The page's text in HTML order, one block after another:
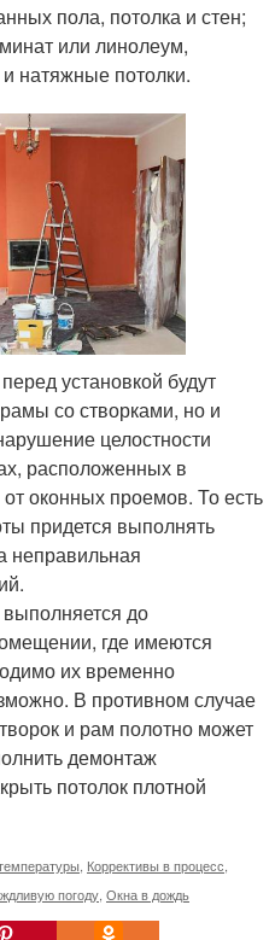
пола, потолка и стен;
или линолеум,
натяжные потолки.
установкой будут
со створками, но и
целостности
расположенных в
оконных проемов. То есть
придется выполнять
неправильная
выполняется до
где имеются
их временно
В противном случае
и рам полотно может
демонтаж
потолок плотной
Коррективы в процесс
погоду Окна в дождь